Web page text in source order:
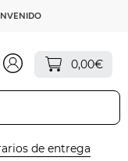
0,00€
de entrega